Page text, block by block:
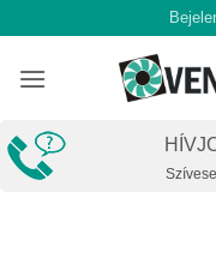
content